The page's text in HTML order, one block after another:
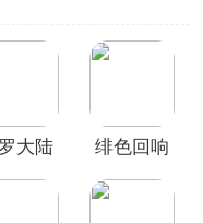
获得胜利，通过升级、进
、PVP、挑战副本或者
等等。
包含了各种热门的卡牌手
大陆
方版
绯色回响